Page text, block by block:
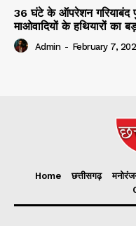
36 घंटे के ऑपरेशन गरियाबंद
माओवादियों के हथियारों का
Admin - February 7,
Home छत्तीसगढ़